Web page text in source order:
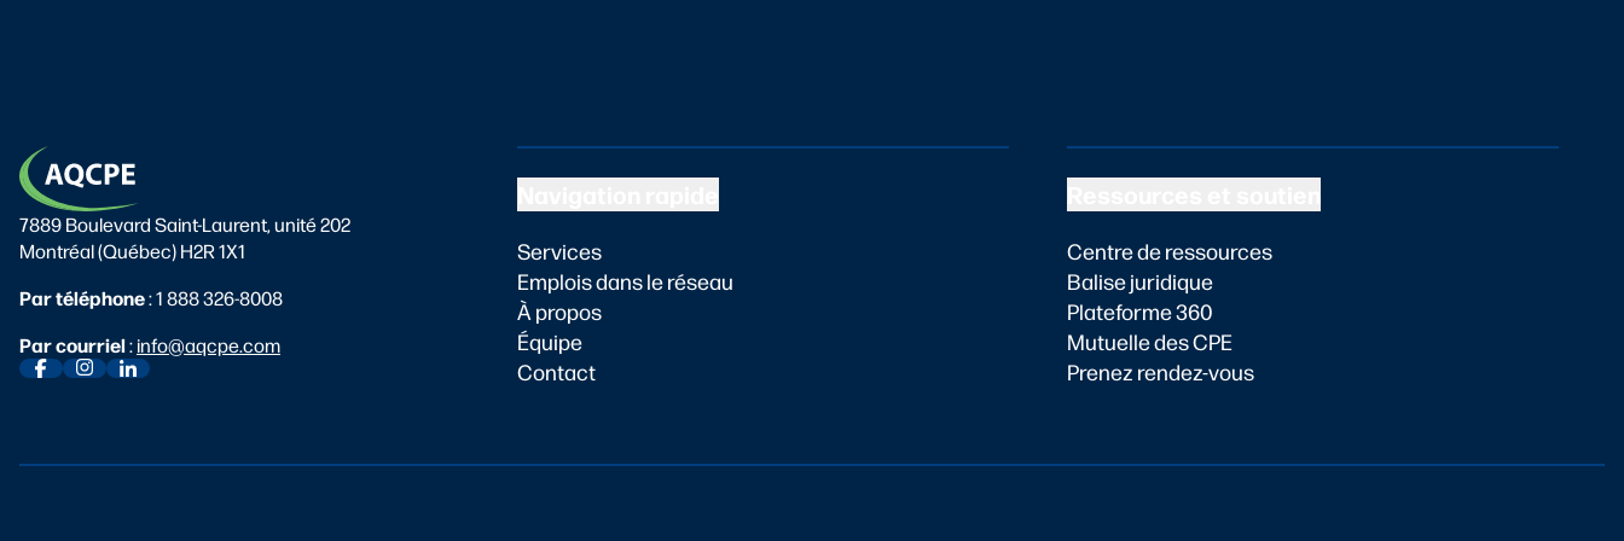
7889 Boulevard Saint-Laurent, unité 202
Montréal (Québec) H2R 1X1
Par téléphone:1 888 326-8008
Par courriel:info@aqcpe.com
Services
Emplois dans le réseau
À propos
Équipe
Contact
Centre de ressources
Balise juridique
Plateforme 360
Mutuelle des CPE
Prenez rendez-vous